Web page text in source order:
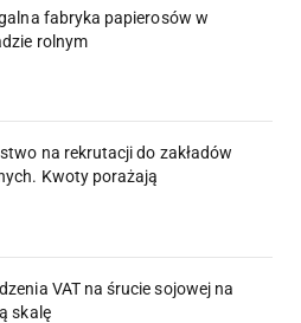
fabryka papierosów w
rolnym
na rekrutacji do zakładów
Kwoty porażają
VAT na śrucie sojowej na
skalę